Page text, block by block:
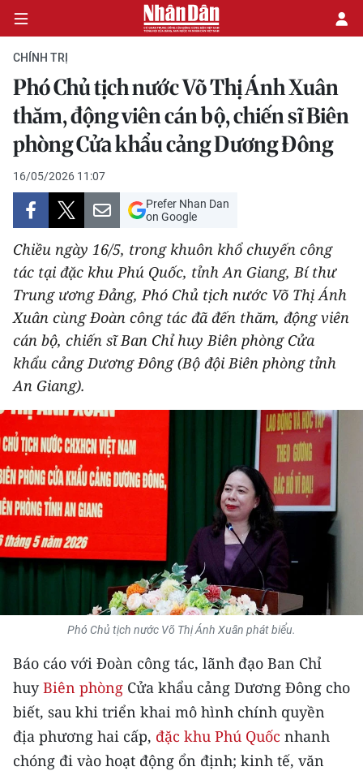
CHÍNH TRỊ
KINH TẾ
VĂN HÓA
XÃ HỘI
PHÁP LUẬT
DU LỊCH
THẾ GIỚI
THỂ THAO
GIÁO DỤC
Y TẾ
KHOA HỌC - CÔNG NGHỆ
MÔI TRƯỜNG
BẠN ĐỌC
KIỂM CHỨNG THÔNG TIN
TRI THỨC CHUYÊN SÂU
54 DÂN TỘC VIỆT NAM
CHƯƠNG TRÌNH OCOP - MỖI XÃ
MỘT SẢN PHẨM
CHÍNH TRỊ
Phó Chủ tịch nước Võ Thị Ánh Xuân
thăm, động viên cán bộ, chiến sĩ Biên
phòng Cửa khẩu cảng Dương Đông
16/05/2026 11:07
Prefer Nhan Dan
on Google
Chiều ngày 16/5, trong khuôn khổ chuyến công
tác tại đặc khu Phú Quốc, tỉnh An Giang, Bí thư
Trung ương Đảng, Phó Chủ tịch nước Võ Thị Ánh
Xuân cùng Đoàn công tác đã đến thăm, động viên
cán bộ, chiến sĩ Ban Chỉ huy Biên phòng Cửa
khẩu cảng Dương Đông (Bộ đội Biên phòng tỉnh
An Giang).
Phó Chủ tịch nước Võ Thị Ánh Xuân phát biểu.
Báo cáo với Đoàn công tác, lãnh đạo Ban Chỉ
huyBiên phòng Cửa khẩu cảng Dương Đông cho
biết, sau khi triển khai mô hình chính quyền
địa phương hai cấp, đặc khu Phú Quốc nhanh
chóng đi vào hoạt động ổn định; kinh tế, văn